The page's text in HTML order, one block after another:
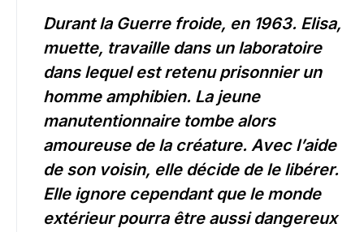
Durant la Guerre froide, en 1963. Elisa,
muette, travaille dans un laboratoire
dans lequel est retenu prisonnier un
homme amphibien. La jeune
manutentionnaire tombe alors
amoureuse de la créature. Avec l’aide
de son voisin, elle décide de le libérer.
Elle ignore cependant que le monde
extérieur pourra être aussi dangereux